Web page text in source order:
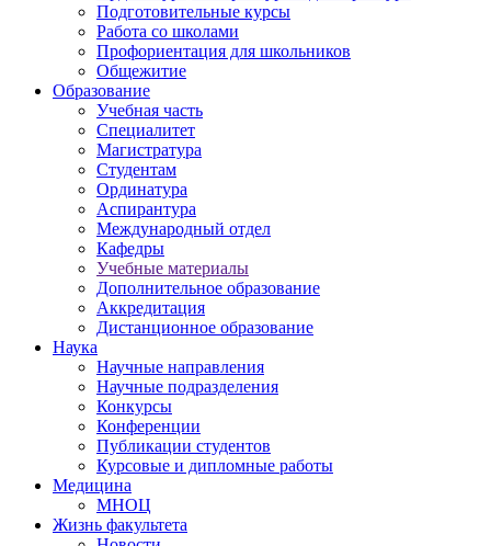
Подготовительные курсы
Работа со школами
Профориентация для школьников
Общежитие
Образование
Учебная часть
Специалитет
Магистратура
Студентам
Ординатура
Аспирантура
Международный отдел
Кафедры
Учебные материалы
Дополнительное образование
Аккредитация
Дистанционное образование
Наука
Научные направления
Научные подразделения
Конкурсы
Конференции
Публикации студентов
Курсовые и дипломные работы
Медицина
МНОЦ
Жизнь факультета